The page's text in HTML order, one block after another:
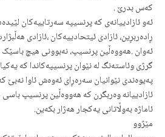
کەس بدرێ .
ئه‌و ئازادییا‌نه‌ی که‌ پرنسیپه‌ سه‌رتاییه‌کان
ڕاده‌ربڕین، ئازادی ئیتحادییه‌کان ،ئازادی
ئەوان .هه‌ووه‌ڵین پرنسیپ، نه‌بوونی هیچ باسێک
گرژی وئاسته‌نگ له ‌نێوان پرنسیپه‌کاندا کە
په‌یوه‌ندی نێوانیان سه‌ره‌ڕای ئه‌وه‌ش ئاوا نه‌بێ
ئازادییانه ‌وه‌ربگرن که‌ هه‌ووه‌ڵین پرنسیپ
ئاماژه‌ به‌وڵاتانی یه‌کجار هه‌ژار بکه‌ین.
مێژوو